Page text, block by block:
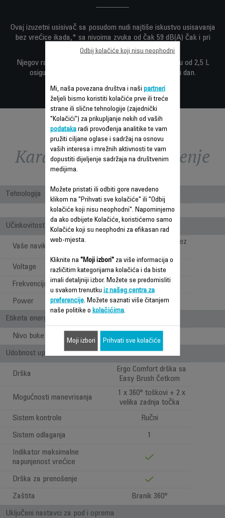
Ovaj izuzetni usisivač sa posudom nudi najtiše iskustvo usisavanja
bez vrećice ikada,* sa nivoima zvuka od čak 59 dB(A) čak i pri
maksimalnoj snazi.
Njegov radijus čišćenja od 12 m i spremnik za prašinu od 2,5 L
osiguravaju veću autonomiju i udobnost iz dana u dan.
Karakteristike - Poređenje
Tehnologija
Bagless
Učinkovitost
Vaše navike
Dubinsko čišćenje bez
Voltage
220-240 V
Frekvencija 50-60 Hz
Power 500 W
Etiketa energije
Nivo buke Vrlo tiho (<60dB)
Udobnost upotrebe
Drška
Ergo Comfort drška sa
Easy Brush četkom
Mogućnosti manevrisanja
1 x 360° toškovi + 2 x
velika zadnja točka
Sistem kontrole
Ručni
Sistem odlaganja 1
Indikator maksimalne
napunjenost vrećice
Drška za prenošenje
Zaštita Branik 360°
Uključeni nastavci za pod i oprema
Mi, naša povezana društva i naši partneri
željeli bismo koristiti kolačiće prve ili treće
strane ili slične tehnologije (zajednički
"Kolačići") za prikupljanje nekih od vaših
podatakaradi provođenja analitike te vam
pružiti ciljane oglase i sadržaj na osnovu
vaših interesa i mrežnih aktivnosti te vam
dopustiti dijeljenje sadržaja na društvenim
medijima.
Možete pristati ili odbiti gore navedeno
klikom na "Prihvati sve kolačiće" ili "Odbij
kolačiće koji nisu neophodni". Napominjemo
da ako odbijete Kolačiće, koristićemo samo
Kolačiće koji su neophodni za efikasan rad
web-mjesta.
Kliknite na "Moji izbori"za više informacija o
različitim kategorijama kolačića i da biste
imali detaljniji izbor. Možete se predomisliti
u svakom trenutku iz našeg centra za
preferencije. Možete saznati više čitanjem
naše politike o kolačićima.
Odbij kolačiće koji nisu neophodni
Moji izbori Prihvati sve kolačiće